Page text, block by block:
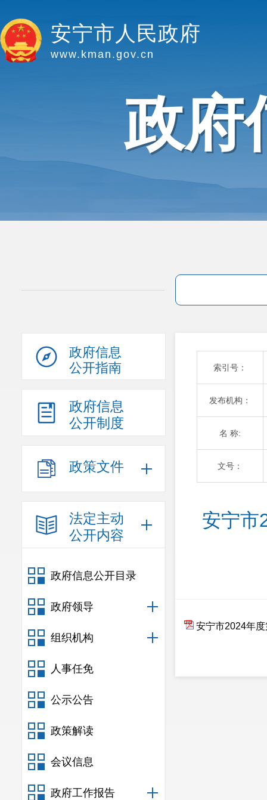
安宁市人民政府
www.kman.gov.cn
政府
政府信息
公开指南
政府信息
公开制度
政策文件
法定主动
公开内容
政府信息公开目录
政府领导
组织机构
人事任免
公示公告
政策解读
会议信息
政府工作报告
索引号：
发布机构：
名 称:
文号：
安宁市
安宁市2024年